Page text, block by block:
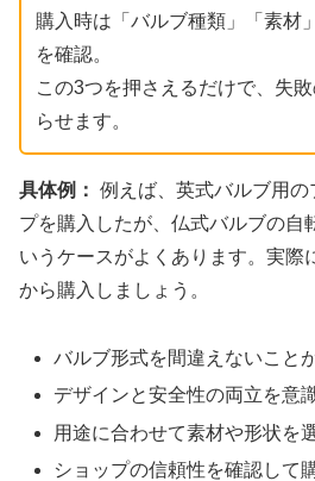
購入時は「バルブ種類」「素材
を確認。
この3つを押さえるだけで、失
らせます。
具体例： 例えば、英式バルブ用
プを購入したが、仏式バルブの自
いうケースがよくあります。実際
から購入しましょう。
バルブ形式を間違えないこと
デザインと安全性の両立を意
用途に合わせて素材や形状を
ショップの信頼性を確認して